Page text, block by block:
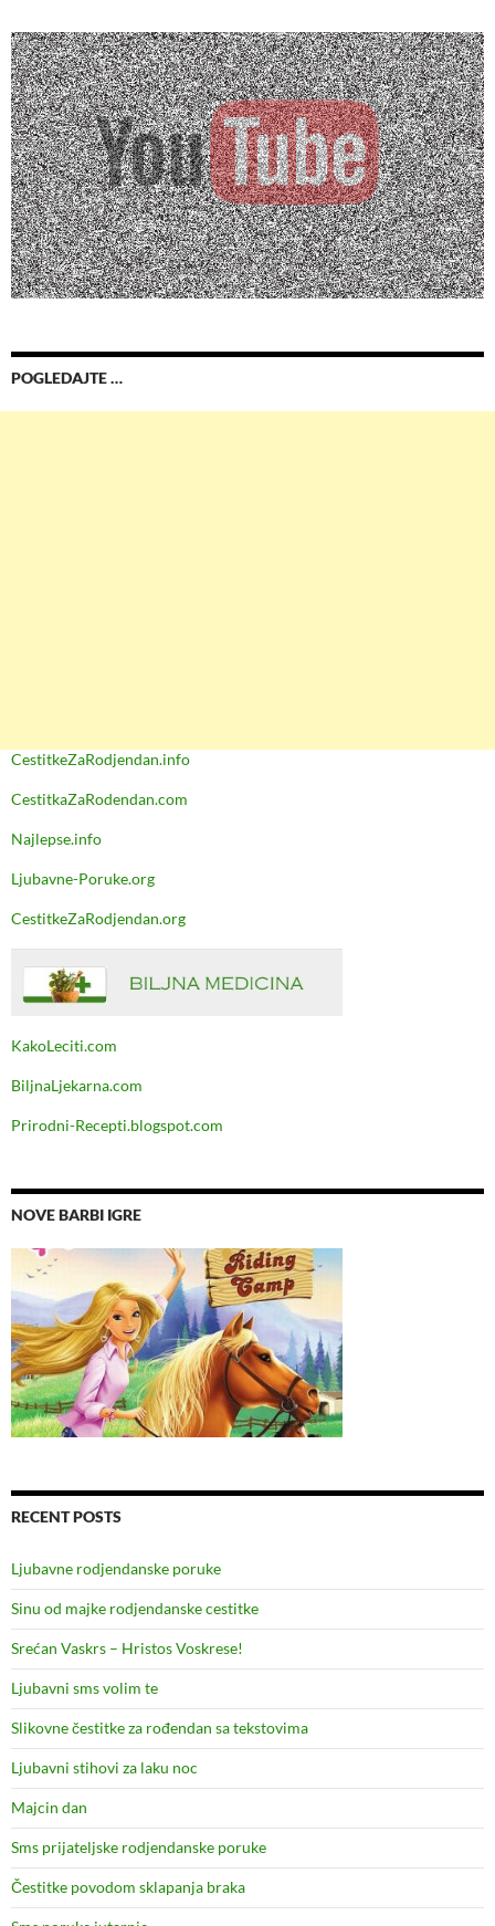
POGLEDAJTE …
CestitkeZaRodjendan.info
CestitkaZaRodendan.com
Najlepse.info
Ljubavne-Poruke.org
CestitkeZaRodjendan.org
KakoLeciti.com
BiljnaLjekarna.com
Prirodni-Recepti.blogspot.com
NOVE BARBI IGRE
RECENT POSTS
Ljubavne rodjendanske poruke
Sinu od majke rodjendanske cestitke
Srećan Vaskrs – Hristos Voskrese!
Ljubavni sms volim te
Slikovne čestitke za rođendan sa tekstovima
Ljubavni stihovi za laku noc
Majcin dan
Sms prijateljske rodjendanske poruke
Čestitke povodom sklapanja braka